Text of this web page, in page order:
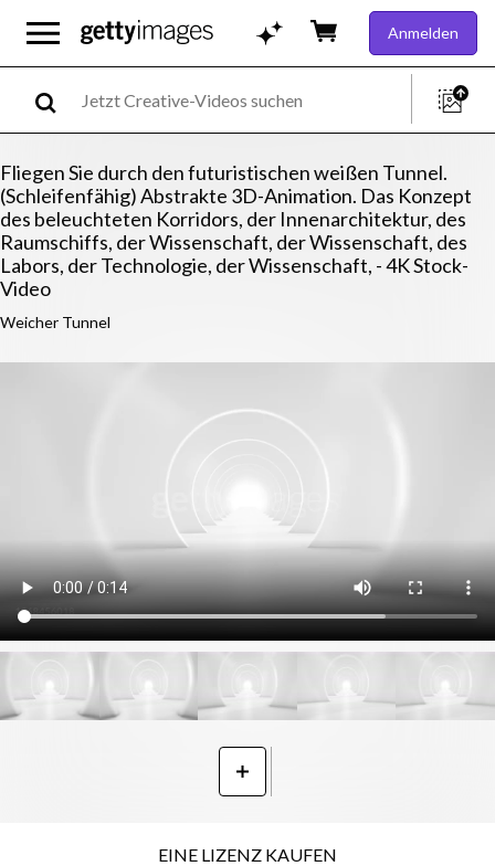
Anmelden
Fliegen Sie durch den futuristischen weißen Tunnel.
(Schleifenfähig) Abstrakte 3D-Animation. Das Konzept
des beleuchteten Korridors, der Innenarchitektur, des
Raumschiffs, der Wissenschaft, der Wissenschaft, des
Labors, der Technologie, der Wissenschaft, - 4K Stock-
Video
Weicher Tunnel
EINE LIZENZ KAUFEN